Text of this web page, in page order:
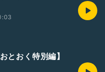
とおく特別編】